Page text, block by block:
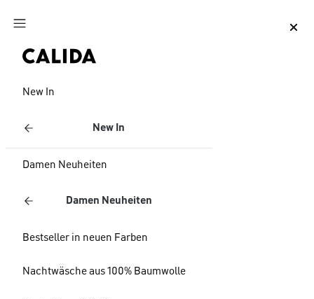
Zum Hauptinhalt springen
New In
New In
Damen Neuheiten
Damen Neuheiten
Bestseller in neuen Farben
Nachtwäsche aus 100% Baumwolle